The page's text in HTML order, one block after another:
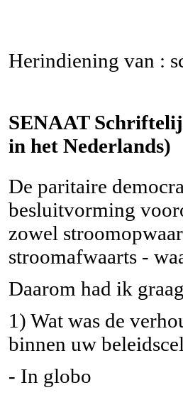
Herindiening van :
SENAAT
in het Nederlands)
De paritaire
besluitvorming
zowel
stroomafwaarts -
Daarom had ik
1) Wat was de
binnen uw
- In globo